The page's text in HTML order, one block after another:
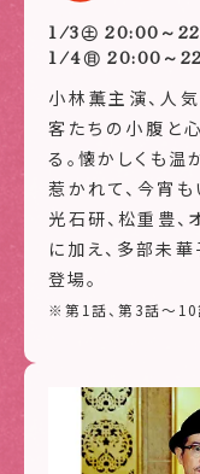
1/3㊏ 20:00～
1/4㊐ 20:00～
小林薫主演、人
客たちの小腹と
る。懐かしくも
惹かれて、今宵
光石研、松重豊、
に加え、多部未
登場。
※第1話、第3話～10